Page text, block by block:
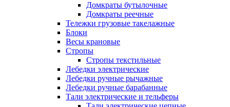
Домкраты бутылочные
Домкраты реечные
Тележки грузовые такелажные
Блоки
Весы крановые
Стропы
Стропы текстильные
Лебедки электрические
Лебедки ручные рычажные
Лебедки ручные барабанные
Тали электрические и тельферы